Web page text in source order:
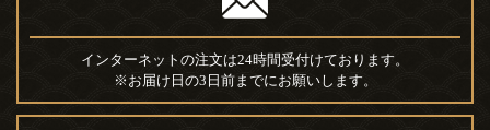
インターネットの注文は24時間受付けております。
※お届け日の3日前までにお願いします。